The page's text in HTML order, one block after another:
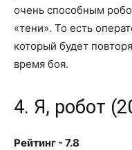
очень способным
«тени». То есть
который будет
время боя.
4. Я, робот
Рейтинг - 7.8